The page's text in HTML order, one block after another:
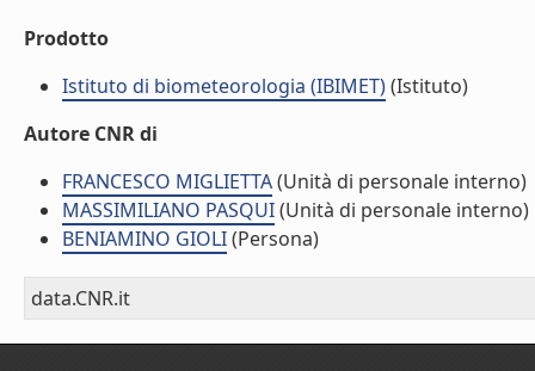
Prodotto
Istituto di biometeorologia (IBIMET)(Istituto)
Autore CNR di
FRANCESCO MIGLIETTA(Unità di personale interno)
MASSIMILIANO PASQUI(Unità di personale interno)
BENIAMINO GIOLI(Persona)
data.CNR.it